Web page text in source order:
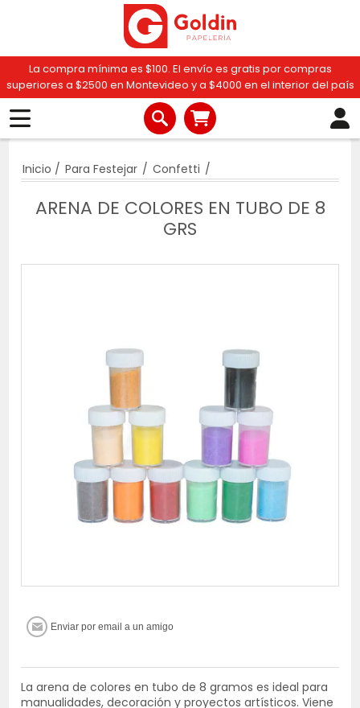
La compra mínima es $100. El envío es gratis por compras
superiores a $2500 en Montevideo y a $4000 en el interior del país
Inicio / Para Festejar / Confetti /
ARENA DE COLORES EN TUBO DE 8
GRS
La arena de colores en tubo de 8 gramos es ideal para
manualidades, decoración y proyectos artísticos. Viene